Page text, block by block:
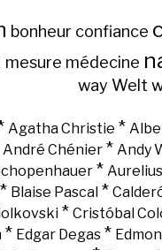
bonheur confiance
mesure médecine
way Welt
Agatha Christie *
André Chénier * Andy
*
* Blaise Pascal *
* Cristóbal
* Edgar Degas *